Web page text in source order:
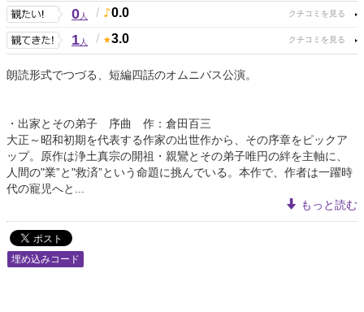
0人 / 0.0
1人 / 3.0
朗読形式でつづる、短編四話のオムニバス公演。
・出家とその弟子 序曲 作：倉田百三
大正～昭和初期を代表する作家の出世作から、その序章をピックア
ップ。原作は浄土真宗の開祖・親鸞とその弟子唯円の絆を主軸に、
人間の"業”と"救済”という命題に挑んでいる。本作で、作者は一躍時
代の寵児へと...
もっと読む
埋め込みコード